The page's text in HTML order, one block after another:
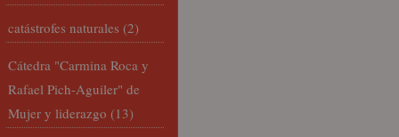
catástrofes naturales (2)
Cátedra "Carmina Roca y
Rafael Pich-Aguiler" de
Mujer y liderazgo (13)